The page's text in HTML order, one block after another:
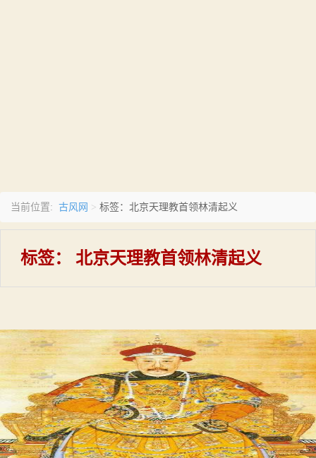
当前位置: 古风网 > 标签：北京天理教首领林清起义
标签： 北京天理教首领林清起义